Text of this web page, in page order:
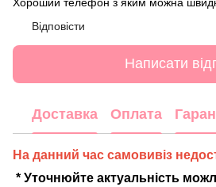
Відповісти
Написати
Доставка Оплата
На данний час самовивіз
* Уточнюйте актуальність